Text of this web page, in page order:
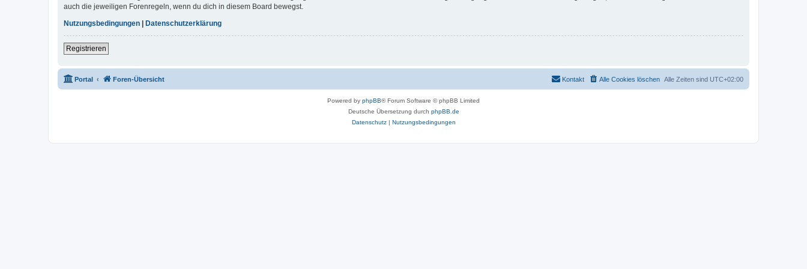
auch die jeweiligen Forenregeln, wenn du dich in diesem Board bewegst.
Nutzungsbedingungen
Datenschutzerklärung
Registrieren
Portal Foren-Übersicht Alle Zeiten sind UTC+02:00
Alle Cookies löschen
Kontakt
Powered by phpBB® Forum Software © phpBB Limited
Deutsche Übersetzung durch phpBB.de
Datenschutz| Nutzungsbedingungen